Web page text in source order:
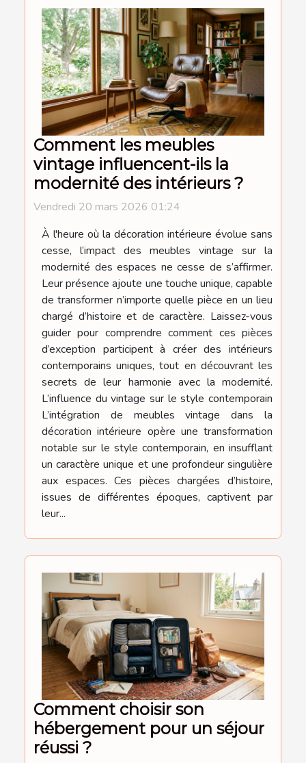
Comment les meubles
vintage influencent-ils la
modernité des intérieurs ?
Vendredi 20 mars 2026 01:24
À l'heure où la décoration intérieure évolue sans
cesse, l’impact des meubles vintage sur la
modernité des espaces ne cesse de s’affirmer.
Leur présence ajoute une touche unique, capable
de transformer n’importe quelle pièce en un lieu
chargé d’histoire et de caractère. Laissez-vous
guider pour comprendre comment ces pièces
d’exception participent à créer des intérieurs
contemporains uniques, tout en découvrant les
secrets de leur harmonie avec la modernité.
L’influence du vintage sur le style contemporain
L’intégration de meubles vintage dans la
décoration intérieure opère une transformation
notable sur le style contemporain, en insufflant
un caractère unique et une profondeur singulière
aux espaces. Ces pièces chargées d’histoire,
issues de différentes époques, captivent par
leur...
Comment choisir son
hébergement pour un séjour
réussi ?